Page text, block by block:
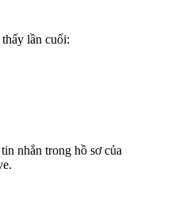
lần cuối:
nhắn trong hồ sơ của